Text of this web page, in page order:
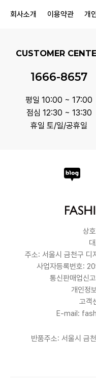
회사소개 이용약관 개
CUSTOMER
1666-8657
평일 10:00 ~ 17:00
점심 12:30 ~ 13:30
휴일 토/일/공휴일
상
주소: 서울시 금천구
사업자등록번호:
통신판매업신
개인정
고객
E-mail:
반품주소: 서울시 금